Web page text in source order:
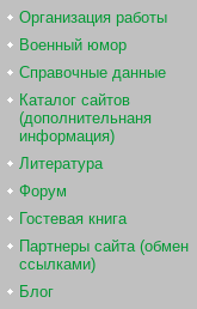
Организация работы
Военный юмор
Справочные данные
Каталог сайтов
(дополнительнаня
информация)
Литература
Форум
Гостевая книга
Партнеры сайта (обмен
ссылками)
Блог